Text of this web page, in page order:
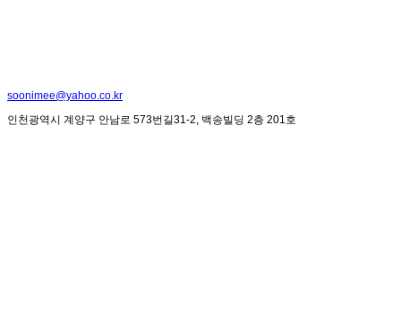
soonimee@yahoo.co.kr
인천광역시 계양구 안남로 573번길31-2, 백송빌딩 2층 201호